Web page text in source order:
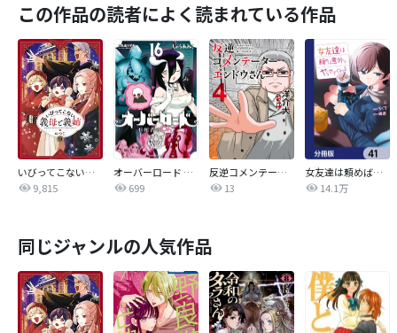
この作品の読者によく読まれている作品
いびってこない義母と義姉
9,815
オーバーロード 不死者のOh!
699
反逆コメンテーターエンドウさん
13
女友達は頼めば意外とヤらせてくれる【分冊版】
14.1万
同じジャンルの人気作品